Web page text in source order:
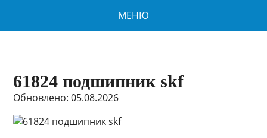
МЕНЮ
61824 подшипник skf
Обновлено: 05.08.2026